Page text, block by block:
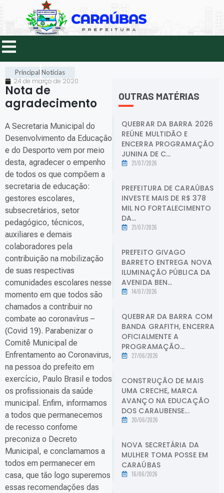
Principal Notícias
24 de março de 2020
Nota de
agradecimento
A Secretaria Municipal do
Desenvolvimento da Educação
e do Desporto vem por meio
desta, agradecer o empenho
de todos os que compõem a
secretaria de educação:
gestores escolares,
subsecretários, setor
pedagógico, técnicos,
auxiliares e demais
colaboradores pela
contribuição na mobilização
de suas respectivas
comunidades escolares nesse
momento em que todos são
chamados a contribuir no
combate ao coronavírus –
(Covid 19). Parabenizar o
Comitê Municipal de
Enfrentamento ao Coronavirus,
na pessoa do prefeito em
exercício, Paulo Brasil e todos
os profissionais da saúde
municipal. Enfim, informamos
a todos que permanecemos
de recesso confome
preconiza o Decreto
Municipal, e conclamamos a
todos em permanecer em
casa, que tão logo superemos
essas recomendações das
OUTRAS MATÉRIAS
QUEBRAR DA BARRA 2026
REÚNE MULTIDÃO E
ENCERRA PROGRAMAÇÃO
JUNINA DE C...
21/07/2026
PREFEITURA DE CARAÚBAS
INVESTE MAIS DE R$ 378
MIL NO FORTALECIMENTO
DA...
21/07/2026
PREFEITO GIVAGO
BARRETO ENTREGA NOVA
ILUMINAÇÃO PÚBLICA DA
AVENIDA BEN...
14/07/2026
QUEBRAR DA BARRA COM
BANDA GRAFITH, ENCERRA
OFICIALMENTE A
PROGRAMAÇÃO...
27/06/2026
CONSTRUÇÃO DE MAIS
UMA CRECHE, MARCA
AVANÇO NA EDUCAÇÃO
DOS CARAUBENSE...
20/06/2026
NOVA SECRETÁRIA DA
MULHER TOMA POSSE EM
CARAÚBAS
16/06/2026